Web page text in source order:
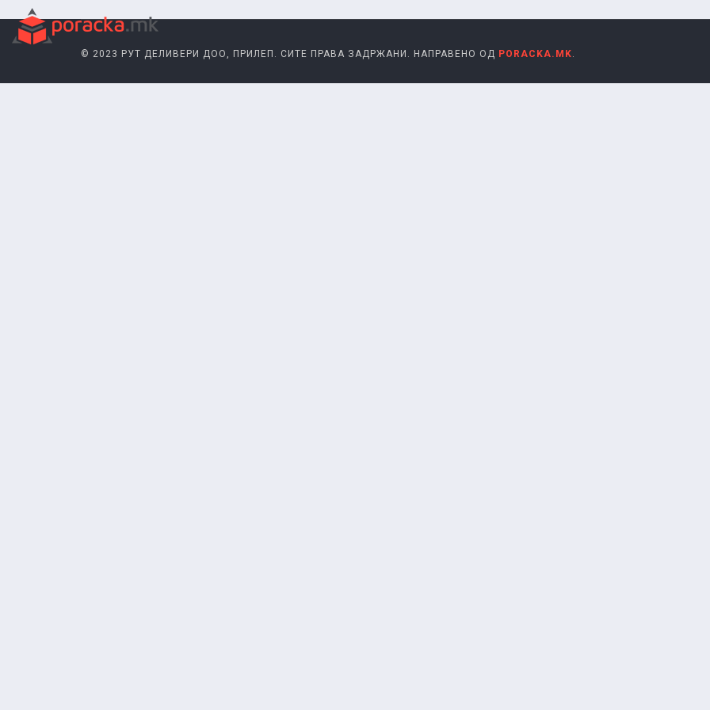
© 2023 РУТ ДЕЛИВЕРИ ДОО, ПРИЛЕП. СИТЕ ПРАВА ЗАДРЖАНИ. НАПРАВЕНО ОД PORACKA.MK.